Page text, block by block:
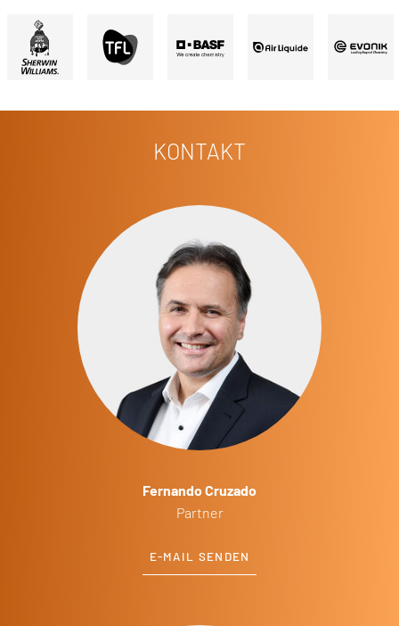
KONTAKT
Fernando Cruzado
Partner
E-MAIL SENDEN